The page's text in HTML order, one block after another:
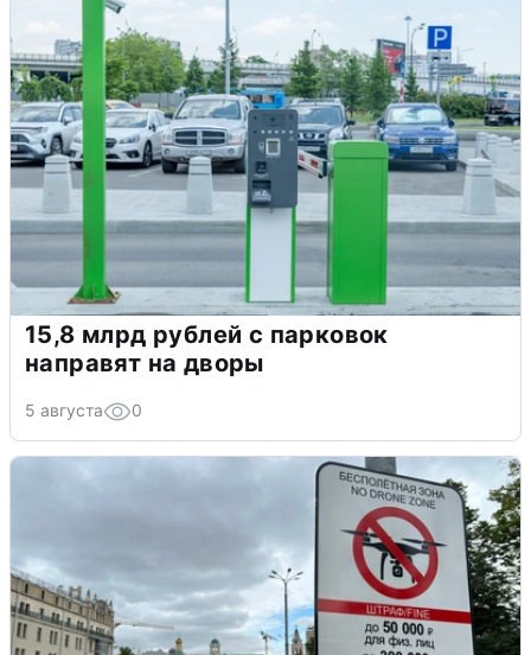
15,8 млрд рублей с парковок
направят на дворы
5 августа 0